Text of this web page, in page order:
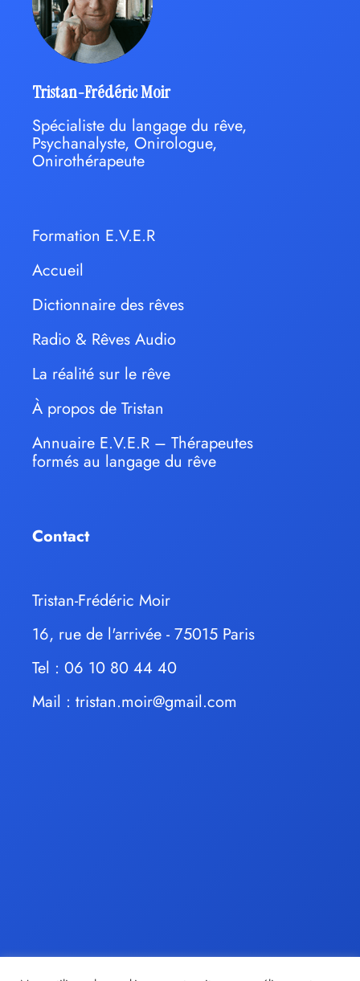
Tristan-Frédéric Moir
Spécialiste du langage du rêve,
Psychanalyste, Onirologue,
Onirothérapeute
Formation E.V.E.R
Accueil
Dictionnaire des rêves
Radio & Rêves Audio
La réalité sur le rêve
À propos de Tristan
Annuaire E.V.E.R – Thérapeutes
formés au langage du rêve
Contact
Tristan-Frédéric Moir
16, rue de l'arrivée - 75015 Paris
Tel : 06 10 80 44 40
Mail : tristan.moir@gmail.com